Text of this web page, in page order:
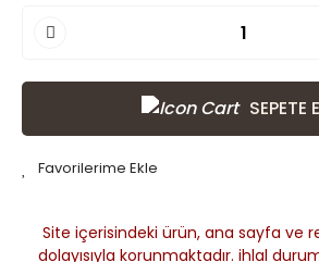
SEPETE
Site içerisindeki ürün, ana sayfa ve
dolayısıyla korunmaktadır. ihlal